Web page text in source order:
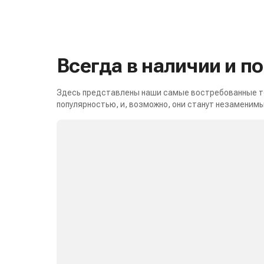
Всегда в наличии и
Здесь представлены наши самые востребованные
популярностью, и, возможно, они станут